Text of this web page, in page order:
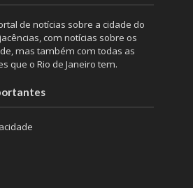
de notícias sobre a cidade do
com notícias sobre os
mas também com todas as
que o Rio de Janeiro tem.